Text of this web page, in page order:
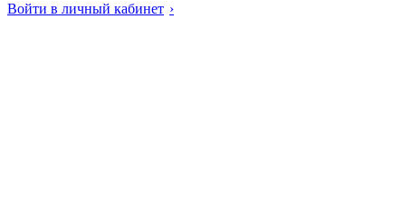
Войти в личный кабинет ›